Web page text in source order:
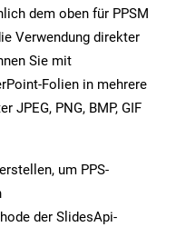
dem oben für PPSM
Verwendung direkter
Sie mit
Folien in mehrere
JPEG, PNG, BMP, GIF
um PPS-
der SlidesApi-